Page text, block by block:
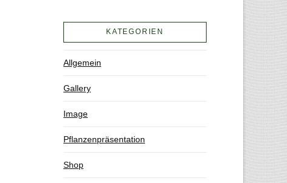
KATEGORIEN
Allgemein
Gallery
Image
Pflanzenpräsentation
Shop